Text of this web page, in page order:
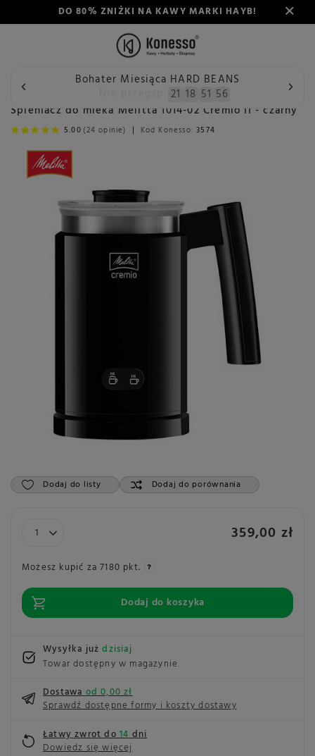
DO 80% ZNIŻKI NA KAWY MARKI HAYB!
Bohater Miesiąca HARD BEANS
21 18 51 56
Wstecz Konesso Akcesoria Typ Spieniacze do
Spieniacz do mleka Melitta 1014-02 Cremio II - czarny
5.00 (24 opinie) Kod Konesso:3574
Dodaj do listy Dodaj do porównania
359,00 zł
Możesz kupić za7180 pkt.
Dodaj do koszyka
Wysyłka jużdzisiaj
Towar dostępny w magazynie
Dostawaod 0,00 zł
Sprawdź dostępne formy i koszty dostawy
Łatwy zwrot do14dni
Dowiedz się więcej